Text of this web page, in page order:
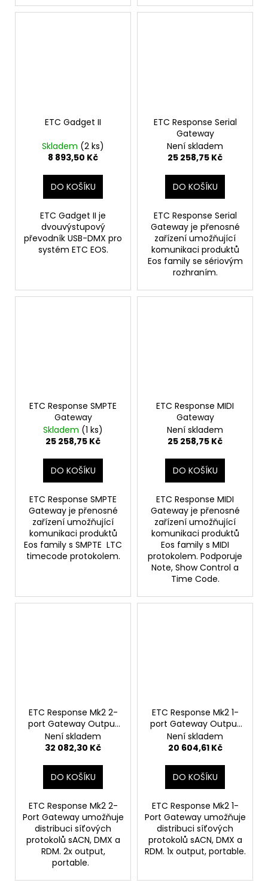
ETC Gadget II
Skladem (2 ks)
8 893,50 Kč
DO KOŠÍKU
ETC Gadget II je
dvouvýstupový
převodník USB-DMX pro
systém ETC EOS.
ETC Response Serial
Gateway
Není skladem
25 258,75 Kč
DO KOŠÍKU
ETC Response Serial
Gateway je přenosné
zařízení umožňující
komunikaci produktů
Eos family se sériovým
rozhraním.
ETC Response SMPTE
Gateway
Skladem (1 ks)
25 258,75 Kč
DO KOŠÍKU
ETC Response SMPTE
Gateway je přenosné
zařízení umožňující
komunikaci produktů
Eos family s SMPTE LTC
timecode protokolem.
ETC Response MIDI
Gateway
Není skladem
25 258,75 Kč
DO KOŠÍKU
ETC Response MIDI
Gateway je přenosné
zařízení umožňující
komunikaci produktů
Eos family s MIDI
protokolem. Podporuje
Note, Show Control a
Time Code.
ETC Response Mk2 2-
port Gateway Output
- Portable
Není skladem
32 082,30 Kč
DO KOŠÍKU
ETC Response Mk2 2-
Port Gateway umožňuje
distribuci síťových
protokolů sACN, DMX a
RDM. 2x output,
portable.
ETC Response Mk2 1-
port Gateway Output
- Portable
Není skladem
20 604,61 Kč
DO KOŠÍKU
ETC Response Mk2 1-
Port Gateway umožňuje
distribuci síťových
protokolů sACN, DMX a
RDM. 1x output, portable.